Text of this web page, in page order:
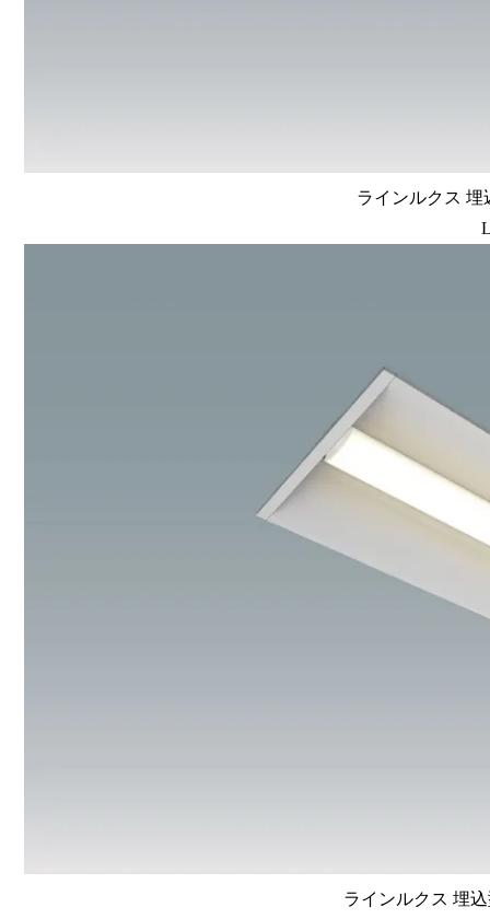
ラインルクス 埋
ラインルクス 埋